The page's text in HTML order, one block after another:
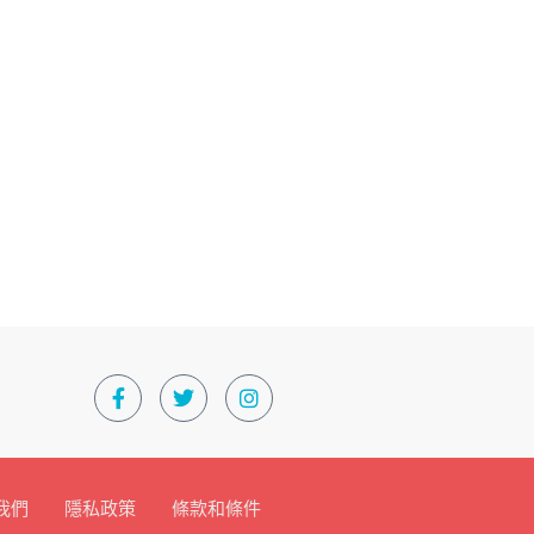
們 隱私政策 條款和條件